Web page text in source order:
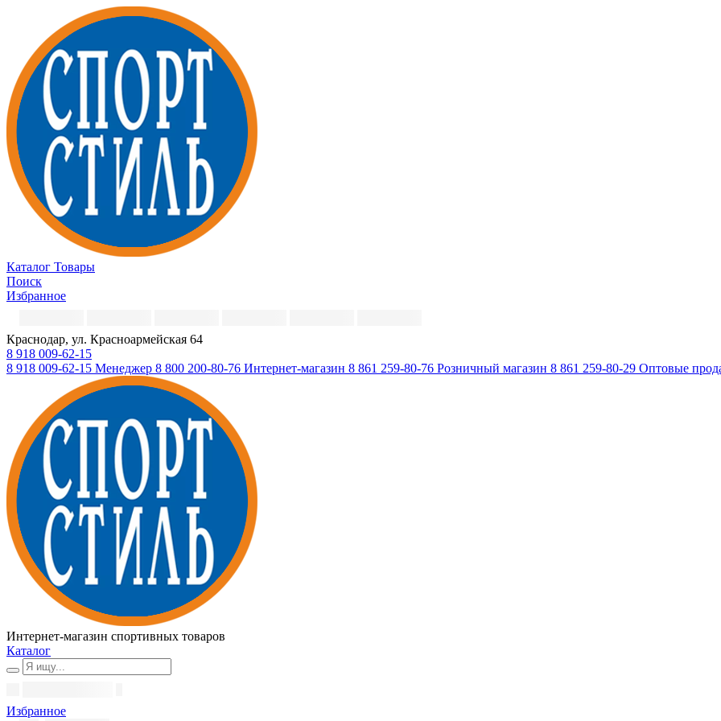
Каталог Товары
Поиск
Избранное
Краснодар, ул. Красноармейская 64
8 918 009-62-15
8 918 009-62-15 Менеджер 8 800 200-80-76 Интернет-магазин 8 861 259-80-76 Розничный магазин 8 861 259-80-29 Оптовые
Интернет-магазин спортивных товаров
Каталог
Избранное